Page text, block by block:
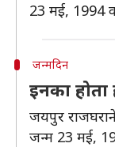
23 मई, 1994
जन्मदिन
इनका
जयपुर राजघराने
जन्म 23 मई,